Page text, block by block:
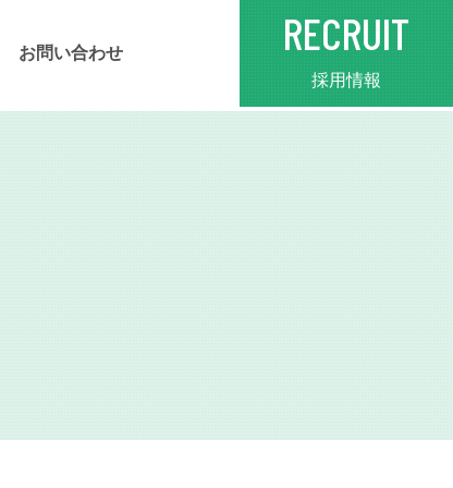
お問い合わせ RECRUIT
採用情報